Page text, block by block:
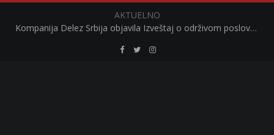
AKTUELNO
Kompanija Delez Srbija objavila Izveštaj o održivom poslovanju za 2025. godinu Briga o zajednici kroz program „Hrana za sve“ i edukaciju učenika
RetailRetailRetail